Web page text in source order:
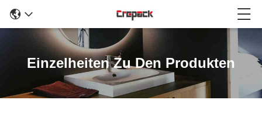
Einzelheiten Zu Den Produkten